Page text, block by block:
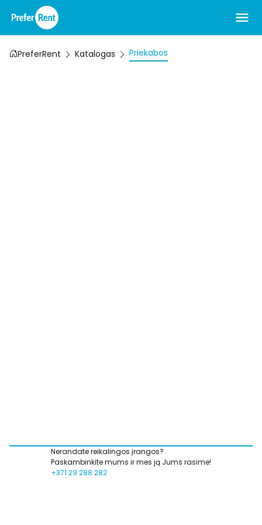
PreferRent Katalogas Priekabos
Nerandate reikalingos įrangos?
Paskambinkite mums ir mes ją Jums rasime!
+371 29 288 282